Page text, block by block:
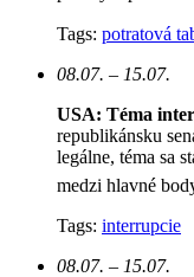
Tags: potratová
08.07. – 15.07.
USA: Téma
republikánsku
legálne, téma sa
medzi hlavné
Tags: interrupcie
08.07. – 15.07.